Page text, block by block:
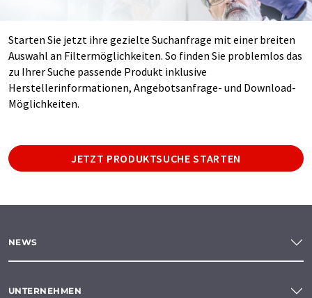
Starten Sie jetzt ihre gezielte Suchanfrage mit einer breiten
Auswahl an Filtermöglichkeiten. So finden Sie problemlos das
zu Ihrer Suche passende Produkt inklusive
Herstellerinformationen, Angebotsanfrage- und Download-
Möglichkeiten.
JETZT PRODUKTSUCHE STARTEN
NEWS
UNTERNEHMEN